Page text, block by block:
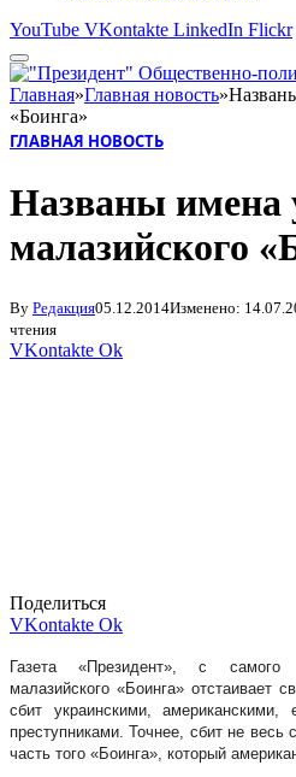
YouTube VKontakte LinkedIn Flickr
Главная»Главная новость»
«Боинга»
ГЛАВНАЯ НОВОСТЬ
Названы имена
малазийского
By Редакция05.12.2014Изменено:
чтения
VKontakte Ok
Поделиться
VKontakte Ok
Газета «Президент», с самого
малазийского «Боинга» отстаивает
сбит украинскими, американскими,
преступниками. Точнее, сбит не весь
часть того «Боинга», который